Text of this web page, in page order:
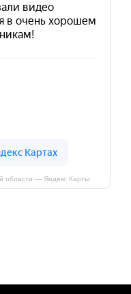
области — Яндекс Карты